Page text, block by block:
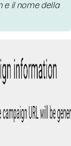
e il nome della